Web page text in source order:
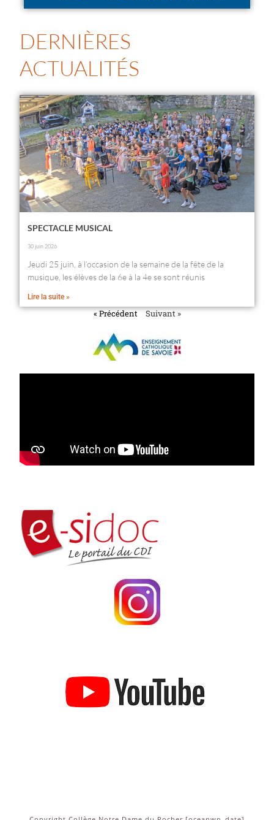
DERNIÈRES
ACTUALITÉS
SPECTACLE MUSICAL
30 juin 2026
Jeudi 25 juin, à l’occasion de la semaine de la fête de la
musique, les élèves de la 6e à la 4e se sont réunis
Lire la suite »
« Précédent Suivant »